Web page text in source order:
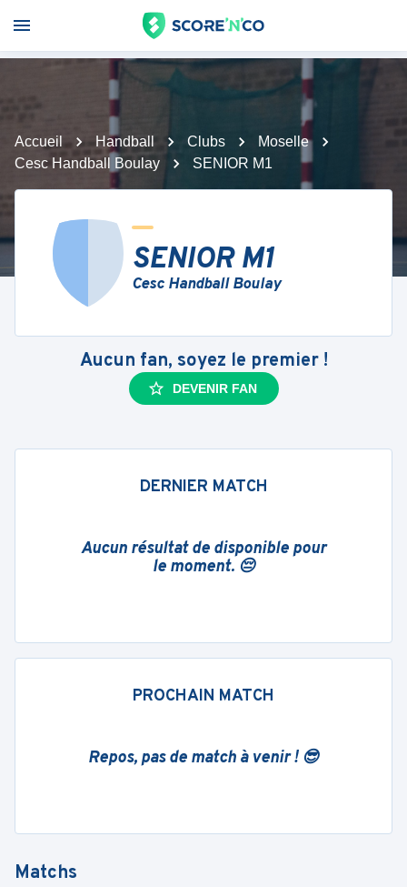
Accueil Handball Clubs
Moselle
Cesc Handball Boulay
SENIOR M1
SENIOR M1
Cesc Handball Boulay
Aucun fan, soyez le premier !
DEVENIR FAN
DERNIER MATCH
Aucun résultat de disponible pour
le moment. 😔
PROCHAIN MATCH
Repos, pas de match à venir ! 😎
Matchs